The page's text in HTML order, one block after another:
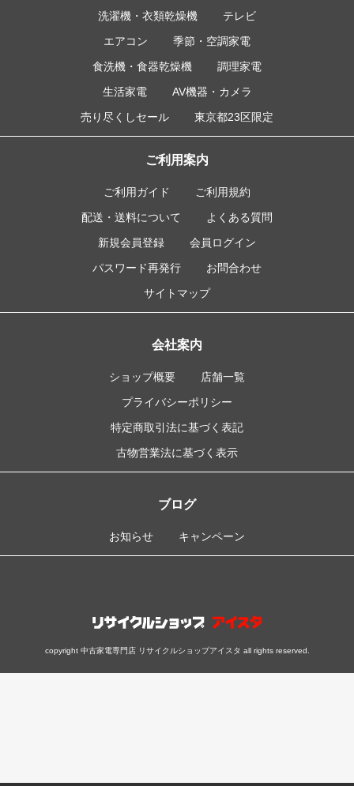
洗濯機・衣類乾燥機
テレビ
エアコン
季節・空調家電
食洗機・食器乾燥機
調理家電
生活家電
AV機器・カメラ
売り尽くしセール
東京都23区限定
ご利用案内
ご利用ガイド
ご利用規約
配送・送料について
よくある質問
新規会員登録
会員ログイン
パスワード再発行
お問合わせ
サイトマップ
会社案内
ショップ概要
店舗一覧
プライバシーポリシー
特定商取引法に基づく表記
古物営業法に基づく表示
ブログ
お知らせ キャンペーン
copyright 中古家電専門店 リサイクルショップアイスタ all rights reserved.